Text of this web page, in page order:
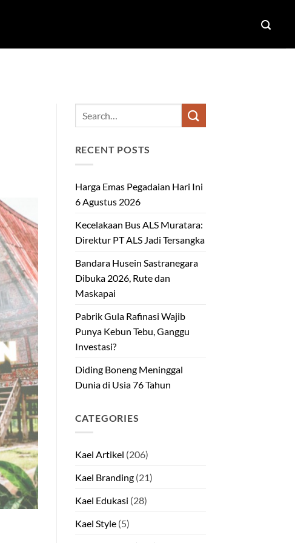
RECENT POSTS
Harga Emas Pegadaian Hari Ini
6 Agustus 2026
Kecelakaan Bus ALS Muratara:
Direktur PT ALS Jadi Tersangka
Bandara Husein Sastranegara
Dibuka 2026, Rute dan
Maskapai
Pabrik Gula Rafinasi Wajib
Punya Kebun Tebu, Ganggu
Investasi?
Diding Boneng Meninggal
Dunia di Usia 76 Tahun
CATEGORIES
Kael Artikel (206)
Kael Branding(21)
Kael Edukasi (28)
Kael Style(5)